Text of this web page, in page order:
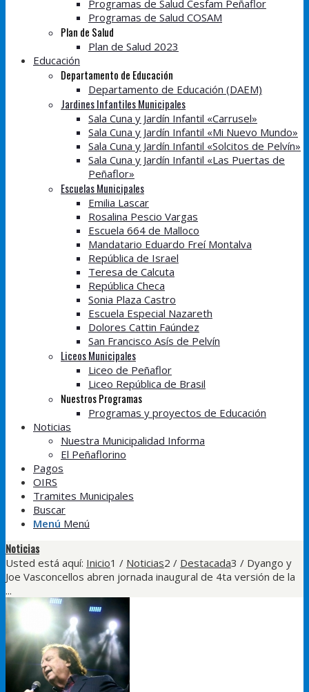
Programas de Salud Cesfam Peñaflor
Programas de Salud COSAM
Plan de Salud
Plan de Salud 2023
Educación
Departamento de Educación
Departamento de Educación (DAEM)
Jardines Infantiles Municipales
Sala Cuna y Jardín Infantil «Carrusel»
Sala Cuna y Jardín Infantil «Mi Nuevo Mundo»
Sala Cuna y Jardín Infantil «Solcitos de Pelvín»
Sala Cuna y Jardín Infantil «Las Puertas de
Peñaflor»
Escuelas Municipales
Emilia Lascar
Rosalina Pescio Vargas
Escuela 664 de Malloco
Mandatario Eduardo Freí Montalva
República de Israel
Teresa de Calcuta
República Checa
Sonia Plaza Castro
Escuela Especial Nazareth
Dolores Cattin Faúndez
San Francisco Asís de Pelvín
Liceos Municipales
Liceo de Peñaflor
Liceo República de Brasil
Nuestros Programas
Programas y proyectos de Educación
Noticias
Nuestra Municipalidad Informa
El Peñaflorino
Pagos
OIRS
Tramites Municipales
Buscar
Menú Menú
Noticias
Usted está aquí: Inicio1 / Noticias2 / Destacada3 / Dyango y
Joe Vasconcellos abren jornada inaugural de 4ta versión de la
...